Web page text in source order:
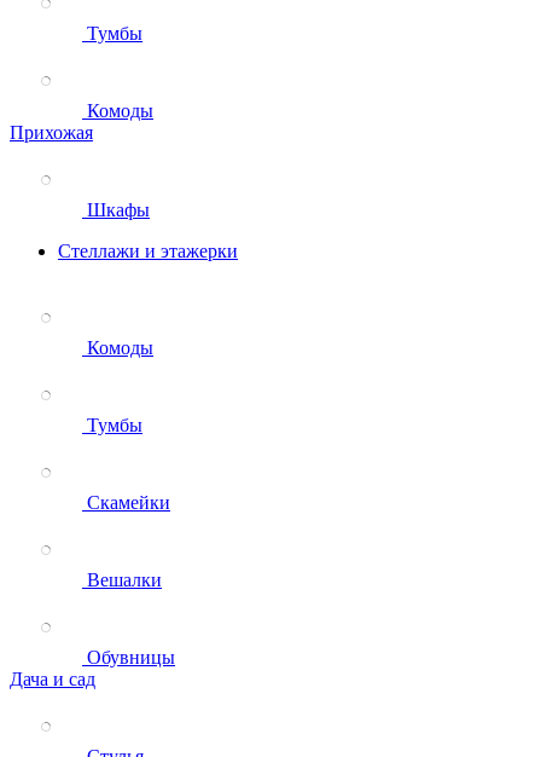
Тумбы
Комоды
Прихожая
Шкафы
Стеллажи и этажерки
Комоды
Тумбы
Скамейки
Вешалки
Обувницы
Дача и сад